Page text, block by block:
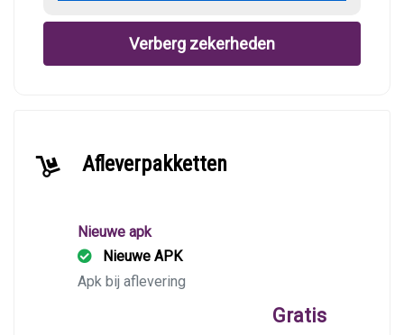
Verberg zekerheden
Afleverpakketten
Nieuwe apk
Nieuwe APK
Apk bij aflevering
Gratis